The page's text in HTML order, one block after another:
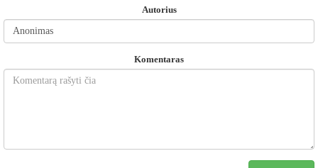
Autorius
Komentaras